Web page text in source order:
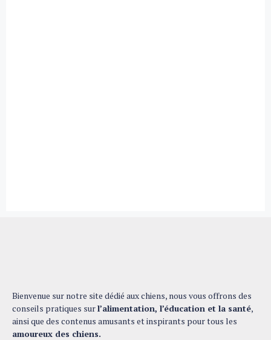
Bienvenue sur notre site dédié aux chiens, nous vous offrons des
conseils pratiques surl’alimentation, l’éducation et la santé,
ainsi que des contenus amusants et inspirants pour tous les
amoureux des chiens.